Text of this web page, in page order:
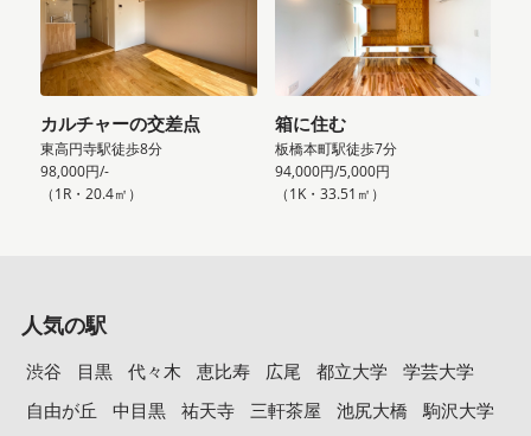
カルチャーの交差点
東高円寺駅徒歩8分
98,000円/-
（1R・20.4㎡）
箱に住む
板橋本町駅徒歩7分
94,000円/5,000円
（1K・33.51㎡）
人気の駅
渋谷 目黒 代々木 恵比寿 広尾 都立大学
学芸大学
自由が丘
中目黒 祐天寺 三軒茶屋 池尻大橋
駒沢大学